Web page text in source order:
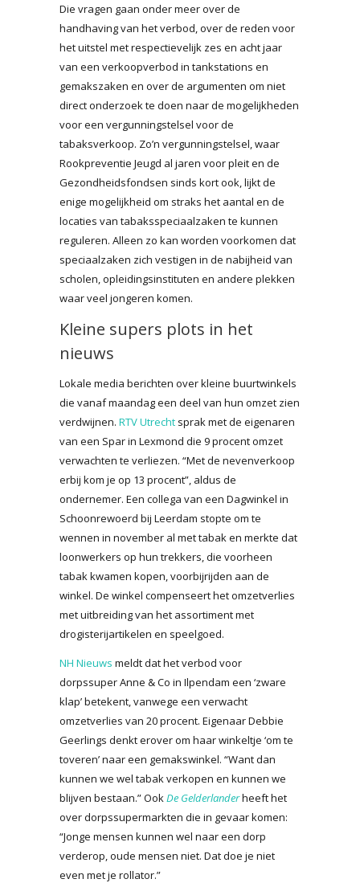
Die vragen gaan onder meer over de
handhaving van het verbod, over de reden voor
het uitstel met respectievelijk zes en acht jaar
van een verkoopverbod in tankstations en
gemakszaken en over de argumenten om niet
direct onderzoek te doen naar de mogelijkheden
voor een vergunningstelsel voor de
tabaksverkoop. Zo’n vergunningstelsel, waar
Rookpreventie Jeugd al jaren voor pleit en de
Gezondheidsfondsen sinds kort ook, lijkt de
enige mogelijkheid om straks het aantal en de
locaties van tabaksspeciaalzaken te kunnen
reguleren. Alleen zo kan worden voorkomen dat
speciaalzaken zich vestigen in de nabijheid van
scholen, opleidingsinstituten en andere plekken
waar veel jongeren komen.
Kleine supers plots in het
nieuws
Lokale media berichten over kleine buurtwinkels
die vanaf maandag een deel van hun omzet zien
verdwijnen. RTV Utrecht sprak met de eigenaren
van een Spar in Lexmond die 9 procent omzet
verwachten te verliezen. “Met de nevenverkoop
erbij kom je op 13 procent”, aldus de
ondernemer. Een collega van een Dagwinkel in
Schoonrewoerd bij Leerdam stopte om te
wennen in november al met tabak en merkte dat
loonwerkers op hun trekkers, die voorheen
tabak kwamen kopen, voorbijrijden aan de
winkel. De winkel compenseert het omzetverlies
met uitbreiding van het assortiment met
drogisterijartikelen en speelgoed.
NH Nieuws meldt dat het verbod voor
dorpssuper Anne & Co in Ilpendam een ‘zware
klap’ betekent, vanwege een verwacht
omzetverlies van 20 procent. Eigenaar Debbie
Geerlings denkt erover om haar winkeltje ‘om te
toveren’ naar een gemakswinkel. “Want dan
kunnen we wel tabak verkopen en kunnen we
blijven bestaan.” OokDe Gelderlanderheeft het
over dorpssupermarkten die in gevaar komen:
“Jonge mensen kunnen wel naar een dorp
verderop, oude mensen niet. Dat doe je niet
even met je rollator.”